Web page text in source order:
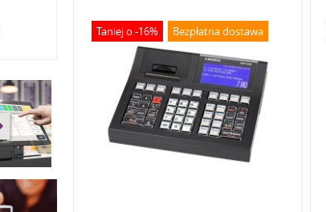
Taniej o -16% Bezpłatna dostawa